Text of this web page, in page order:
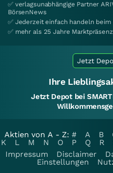
✅ verlagsunabhängige Partner
BörsenNews
✅ Jederzeit einfach handeln beim
✅ mehr als 25 Jahre Marktpräsenz
Jetzt
Ihre
Jetzt Depot bei
Aktien von A - Z: # A B
K
L M N O P Q R
Impressum
Disclaimer
Einstellungen